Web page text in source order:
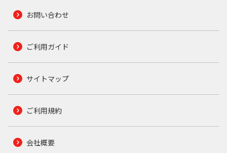
お問い合わせ
ご利用ガイド
サイトマップ
ご利用規約
会社概要